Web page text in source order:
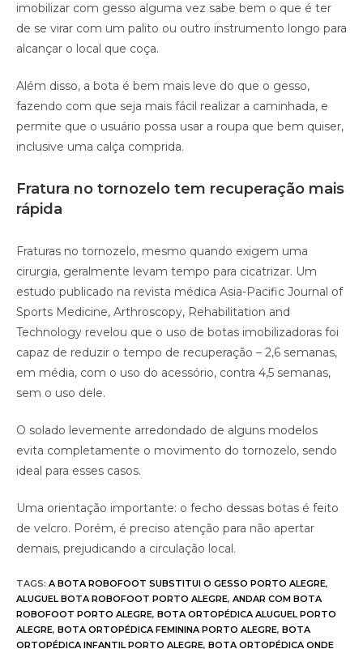
imobilizar com gesso alguma vez sabe bem o que é ter
de se virar com um palito ou outro instrumento longo para
alcançar o local que coça.
Além disso, a bota é bem mais leve do que o gesso,
fazendo com que seja mais fácil realizar a caminhada, e
permite que o usuário possa usar a roupa que bem quiser,
inclusive uma calça comprida.
Fratura no tornozelo tem recuperação mais
rápida
Fraturas no tornozelo, mesmo quando exigem uma
cirurgia, geralmente levam tempo para cicatrizar. Um
estudo publicado na revista médica Asia-Pacific Journal of
Sports Medicine, Arthroscopy, Rehabilitation and
Technology revelou que o uso de botas imobilizadoras foi
capaz de reduzir o tempo de recuperação – 2,6 semanas,
em média, com o uso do acessório, contra 4,5 semanas,
sem o uso dele.
O solado levemente arredondado de alguns modelos
evita completamente o movimento do tornozelo, sendo
ideal para esses casos.
Uma orientação importante: o fecho dessas botas é feito
de velcro. Porém, é preciso atenção para não apertar
demais, prejudicando a circulação local.
TAGS: A BOTA ROBOFOOT SUBSTITUI O GESSO PORTO ALEGRE,
ALUGUEL BOTA ROBOFOOT PORTO ALEGRE, ANDAR COM BOTA
ROBOFOOT PORTO ALEGRE, BOTA ORTOPÉDICA ALUGUEL PORTO
ALEGRE, BOTA ORTOPÉDICA FEMININA PORTO ALEGRE, BOTA
ORTOPÉDICA INFANTIL PORTO ALEGRE, BOTA ORTOPÉDICA ONDE